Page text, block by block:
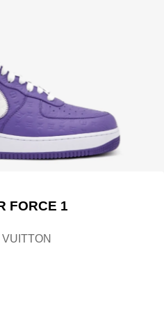
FORCE 1
VUITTON